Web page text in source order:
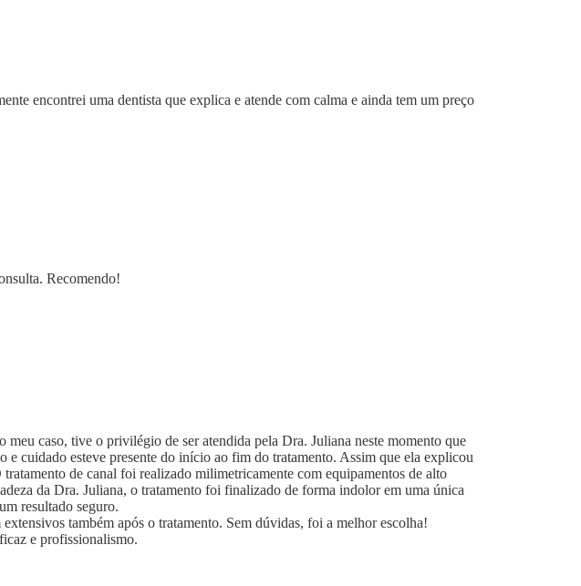
encontrei uma dentista que explica e atende com calma e ainda tem um preço
Recomendo!
caso, tive o privilégio de ser atendida pela Dra. Juliana neste momento que
e cuidado esteve presente do início ao fim do tratamento. Assim que ela explicou
de canal foi realizado milimetricamente com equipamentos de alto
da Dra. Juliana, o tratamento foi finalizado de forma indolor em uma única
resultado seguro.
também após o tratamento. Sem dúvidas, foi a melhor escolha!
e profissionalismo.